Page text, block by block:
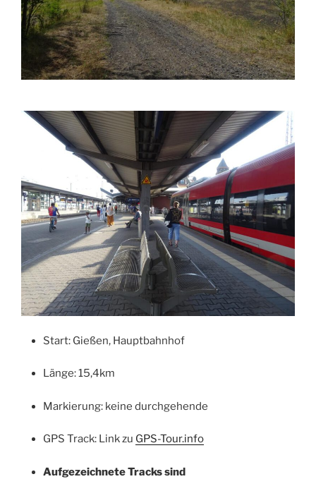
Start: Gießen, Hauptbahnhof
Länge: 15,4km
Markierung: keine durchgehende
GPS Track: Link zu GPS-Tour.info
Aufgezeichnete Tracks sind